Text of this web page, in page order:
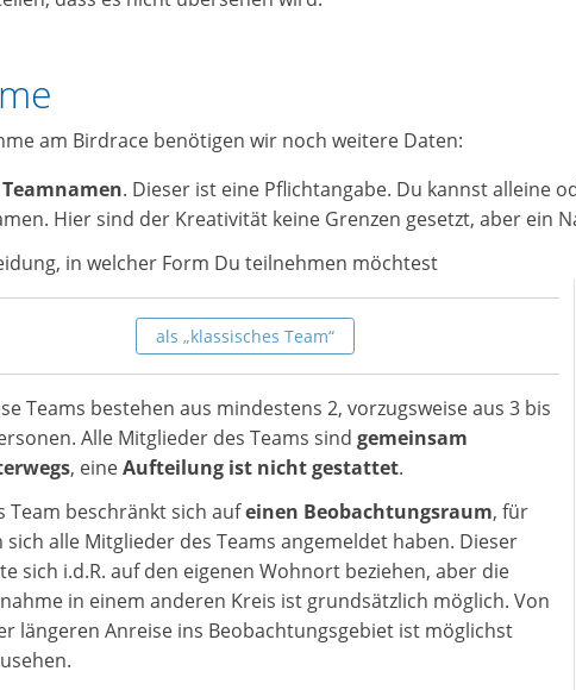
am Birdrace benötigen wir noch weitere Daten:
Teamnamen. Dieser ist eine Pflichtangabe. Du kannst alleine
Hier sind der Kreativität keine Grenzen gesetzt, aber ein
in welcher Form Du teilnehmen möchtest
als „klassisches Team“
Teams bestehen aus mindestens 2, vorzugsweise aus 3 bis
Alle Mitglieder des Teams sind gemeinsam
, eineAufteilung ist nicht gestattet.
Team beschränkt sich aufeinen Beobachtungsraum, für
sich alle Mitglieder des Teams angemeldet haben. Dieser
sich i.d.R. auf den eigenen Wohnort beziehen, aber die
in einem anderen Kreis ist grundsätzlich möglich. Von
längeren Anreise ins Beobachtungsgebiet ist möglichst